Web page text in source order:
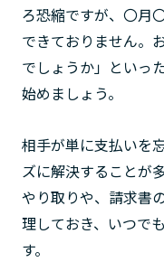
ろ恐縮ですが、〇月
できておりません。
でしょうか」といっ
始めましょう。
相手が単に支払いを
ズに解決することが
やり取りや、請求書
理しておき、いつで
す。